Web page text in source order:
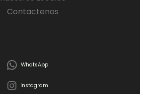
Contactenos
WhatsApp
Instagram